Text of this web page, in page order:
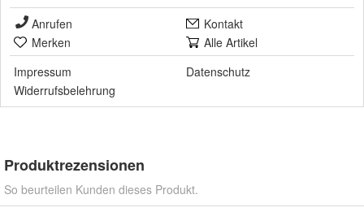
Anrufen
Kontakt
Merken
Alle Artikel
Impressum
Datenschutz
Widerrufsbelehrung
Produktrezensionen
So beurteilen Kunden dieses Produkt.